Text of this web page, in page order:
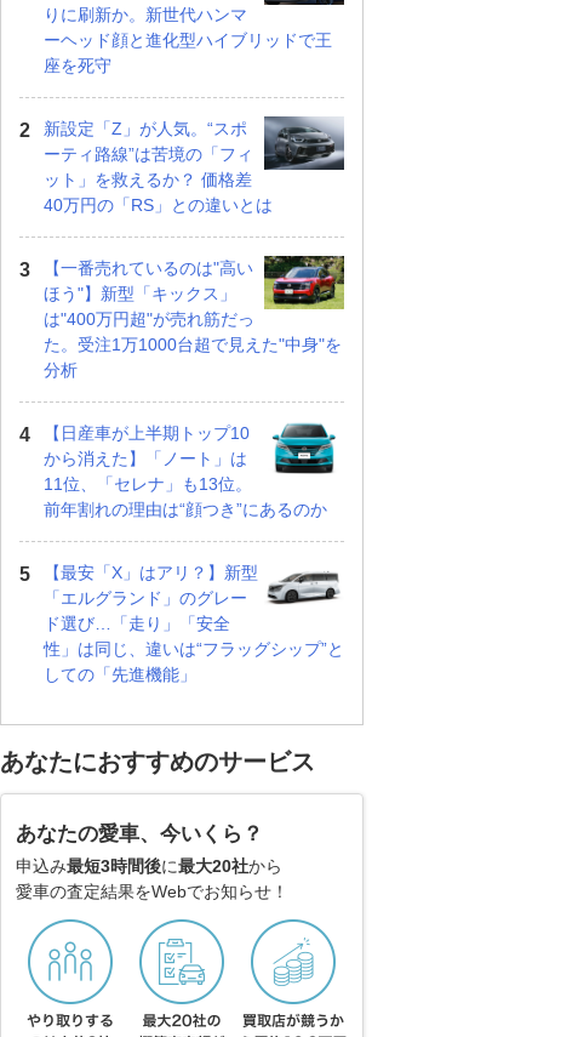
りに刷新か。新世代ハンマ
ーヘッド顔と進化型ハイブリッドで王
座を死守
新設定「Z」が人気。“スポ
ーティ路線”は苦境の「フィ
ット」を救えるか？ 価格差
40万円の「RS」との違いとは
【一番売れているのは"高い
ほう"】新型「キックス」
は"400万円超"が売れ筋だっ
た。受注1万1000台超で見えた"中身"を
分析
【日産車が上半期トップ10
から消えた】「ノート」は
11位、「セレナ」も13位。
前年割れの理由は“顔つき”にあるのか
【最安「X」はアリ？】新型
「エルグランド」のグレー
ド選び…「走り」「安全
性」は同じ、違いは“フラッグシップ”と
しての「先進機能」
あなたにおすすめのサービス
あなたの愛車、今いくら？
申込み最短3時間後に最大20社から
愛車の査定結果をWebでお知らせ！